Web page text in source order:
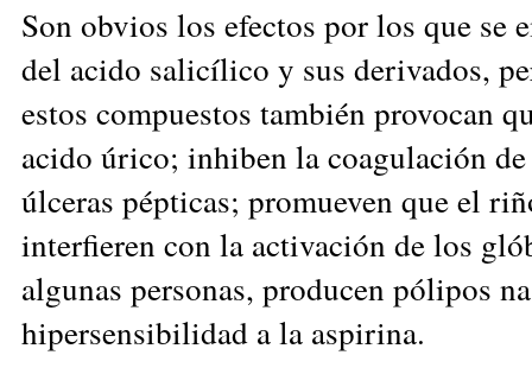
Son obvios los efectos por los que se
del acido salicílico y sus derivados,
estos compuestos también provocan
acido úrico; inhiben la coagulación
úlceras pépticas; promueven que el
interfieren con la activación de los
algunas personas, producen pólipos
hipersensibilidad a la aspirina.